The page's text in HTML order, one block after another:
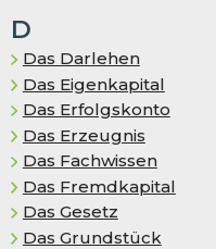
D
Das Darlehen
Das Eigenkapital
Das Erfolgskonto
Das Er­zeug­nis
Das Fachwissen
Das Fremd­ka­pi­tal
Das Gesetz
Das Grundstück